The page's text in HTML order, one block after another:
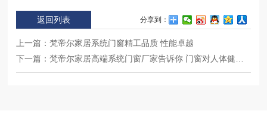
返回列表 分享到：
上一篇：梵帝尔家居系统门窗精工品质 性能卓越
下一篇：梵帝尔家居高端系统门窗厂家告诉你 门窗对人体健康的影响有多大